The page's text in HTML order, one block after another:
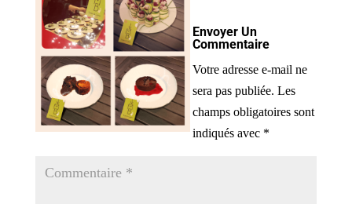
Envoyer Un
Commentaire
Votre adresse e-mail ne
sera pas publiée. Les
champs obligatoires sont
indiqués avec *